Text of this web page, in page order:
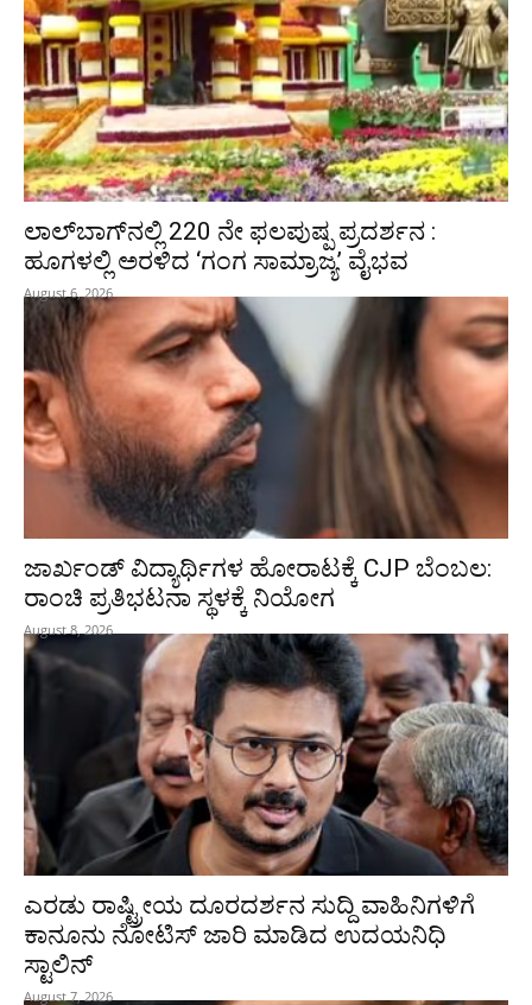
ಲಾಲ್‍ಬಾಗ್‍ನಲ್ಲಿ 220 ನೇ ಫಲಪುಷ್ಪ ಪ್ರದರ್ಶನ :
ಹೂಗಳಲ್ಲಿ ಅರಳಿದ ‘ಗಂಗ ಸಾಮ್ರಾಜ್ಯ’ ವೈಭವ
August 6, 2026
ಜಾರ್ಖಂಡ್‌ ವಿದ್ಯಾರ್ಥಿಗಳ ಹೋರಾಟಕ್ಕೆ CJP ಬೆಂಬಲ:
ರಾಂಚಿ ಪ್ರತಿಭಟನಾ ಸ್ಥಳಕ್ಕೆ ನಿಯೋಗ
August 8, 2026
ಎರಡು ರಾಷ್ಟ್ರೀಯ ದೂರದರ್ಶನ ಸುದ್ದಿ ವಾಹಿನಿಗಳಿಗೆ
ಕಾನೂನು ನೋಟಿಸ್ ಜಾರಿ ಮಾಡಿದ ಉದಯನಿಧಿ
ಸ್ಟಾಲಿನ್
August 7, 2026